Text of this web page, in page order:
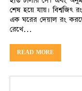
শেষ হয়ে যায়। বিশ্বজিৎ
এক ঘরের দেয়াল রং
রেখে…
READ MORE